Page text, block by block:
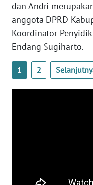
dan Andri
anggota DPRD
Koordinator
Endang Sugiharto.
1 2
WN
NTT
WN
KEPRI
WN
PAPUA